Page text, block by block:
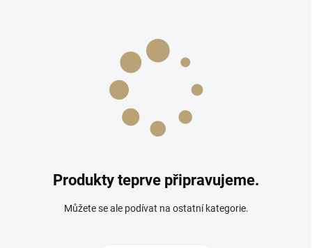
Produkty teprve připravujeme.
Můžete se ale podívat na ostatní kategorie.